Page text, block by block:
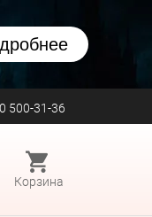
500-31-36
Корзина